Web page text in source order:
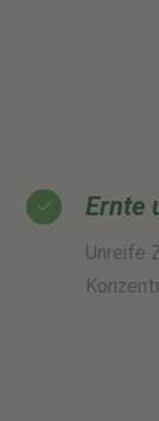
Ernte
Unreife